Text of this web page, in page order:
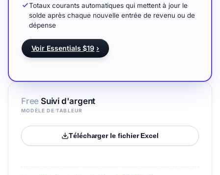
Free Suivi d'argent
MODÈLE DE TABLEUR
Télécharger le fichier Excel
Totaux courants automatiques qui mettent à jour le
solde après chaque nouvelle entrée de revenu ou de
dépense
Voir Essentials $19 ›